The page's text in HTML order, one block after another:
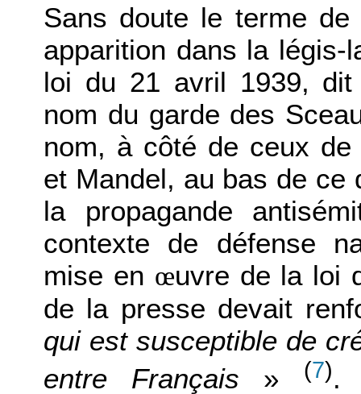
Sans doute le terme
apparition dans la
loi du 21 avril 1939,
nom du garde des
nom, à côté de ceux de
et Mandel, au bas de ce
la propagande
contexte de défense
mise en œuvre de la loi
de la presse devait
qui est susceptible de
entre Français » (7).